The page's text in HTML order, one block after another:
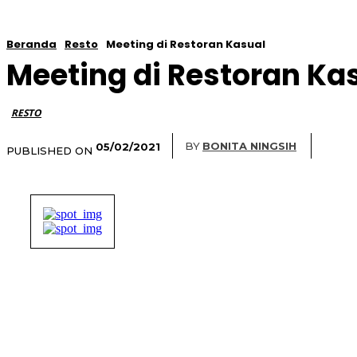
Beranda Resto Meeting di Restoran Kasual
Meeting di Restoran
RESTO
PUBLISHED ON 05/02/2021 BY BONITA NINGSIH